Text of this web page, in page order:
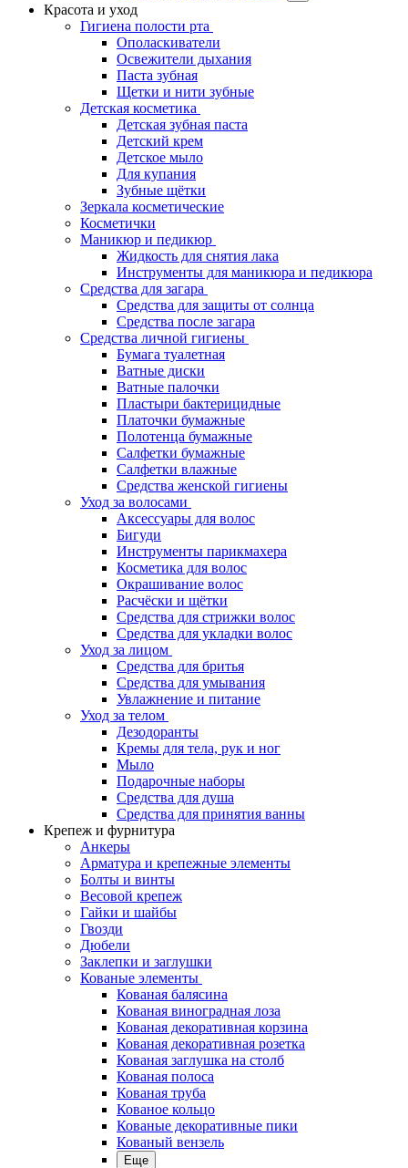
Красота и уход
Гигиена полости рта
Ополаскиватели
Освежители дыхания
Паста зубная
Щетки и нити зубные
Детская косметика
Детская зубная паста
Детский крем
Детское мыло
Для купания
Зубные щётки
Зеркала косметические
Косметички
Маникюр и педикюр
Жидкость для снятия лака
Инструменты для маникюра и педикюра
Средства для загара
Средства для защиты от солнца
Средства после загара
Средства личной гигиены
Бумага туалетная
Ватные диски
Ватные палочки
Пластыри бактерицидные
Платочки бумажные
Полотенца бумажные
Салфетки бумажные
Салфетки влажные
Средства женской гигиены
Уход за волосами
Аксессуары для волос
Бигуди
Инструменты парикмахера
Косметика для волос
Окрашивание волос
Расчёски и щётки
Средства для стрижки волос
Средства для укладки волос
Уход за лицом
Средства для бритья
Средства для умывания
Увлажнение и питание
Уход за телом
Дезодоранты
Кремы для тела, рук и ног
Мыло
Подарочные наборы
Средства для душа
Средства для принятия ванны
Крепеж и фурнитура
Анкеры
Арматура и крепежные элементы
Болты и винты
Весовой крепеж
Гайки и шайбы
Гвозди
Дюбели
Заклепки и заглушки
Кованые элементы
Кованая балясина
Кованая виноградная лоза
Кованая декоративная корзина
Кованая декоративная розетка
Кованая заглушка на столб
Кованая полоса
Кованая труба
Кованое кольцо
Кованые декоративные пики
Кованый вензель
Еще